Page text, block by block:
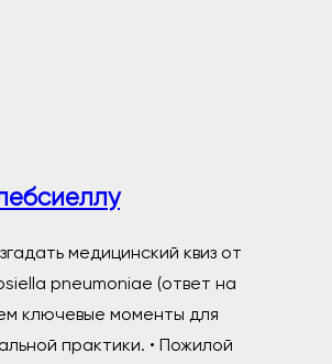
медицинский квиз от
pneumoniae (ответ на
ключевые моменты для
практики. • Пожилой